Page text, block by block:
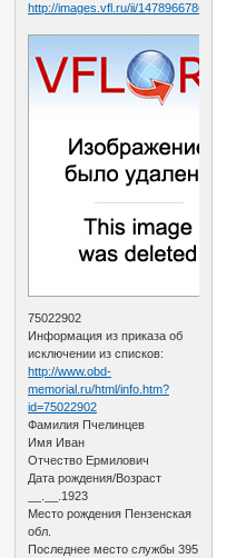
75022902
Информация из приказа об
исключении из списков:
http://www.obd-
memorial.ru/html/info.htm?
id=75022902
Фамилия Пчелинцев
Имя Иван
Отчество Ермилович
Дата рождения/Возраст
__.__.1923
Место рождения Пензенская
обл.
Последнее место службы 395